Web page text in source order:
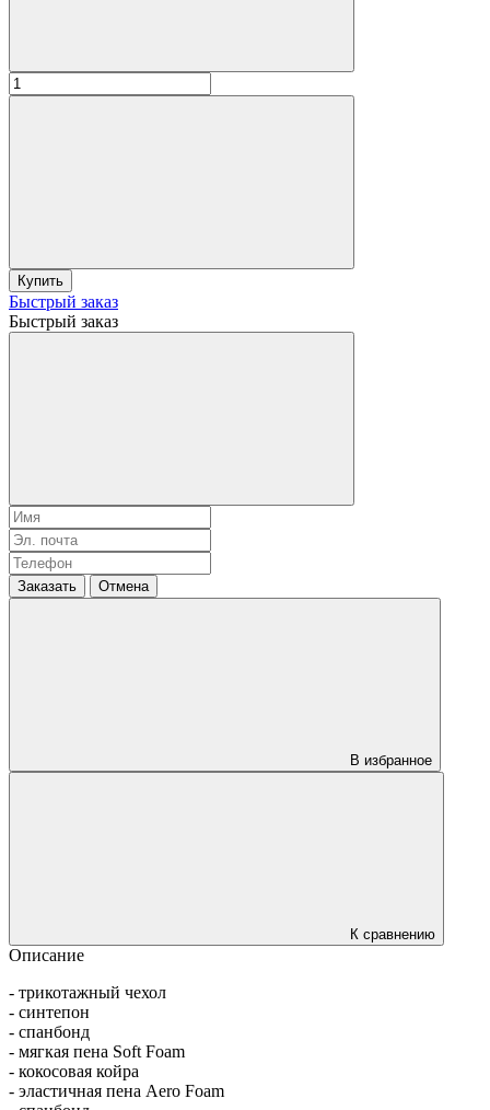
Купить
Быстрый заказ
Быстрый заказ
Заказать Отмена
В избранное
К сравнению
Описание
- трикотажный чехол
- синтепон
- спанбонд
- мягкая пена Soft Foam
- кокосовая койра
- эластичная пена Aero Foam